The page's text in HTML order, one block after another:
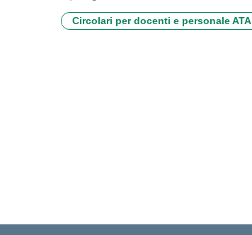
Circolari per docenti e personale ATA